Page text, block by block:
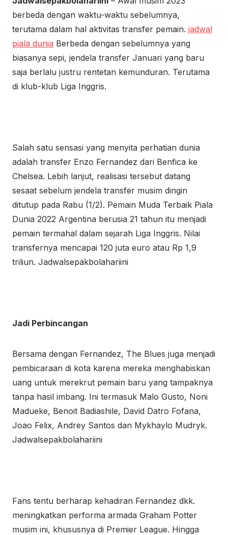
berbeda dengan waktu-waktu sebelumnya,
terutama dalam hal aktivitas transfer pemain. jadwal
piala dunia Berbeda dengan sebelumnya yang
biasanya sepi, jendela transfer Januari yang baru
saja berlalu justru rentetan kemunduran. Terutama
di klub-klub Liga Inggris.
Salah satu sensasi yang menyita perhatian dunia
adalah transfer Enzo Fernandez dari Benfica ke
Chelsea. Lebih lanjut, realisasi tersebut datang
sesaat sebelum jendela transfer musim dingin
ditutup pada Rabu (1/2). Pemain Muda Terbaik Piala
Dunia 2022 Argentina berusia 21 tahun itu menjadi
pemain termahal dalam sejarah Liga Inggris. Nilai
transfernya mencapai 120 juta euro atau Rp 1,9
triliun. Jadwalsepakbolahariini
Jadi Perbincangan
Bersama dengan Fernandez, The Blues juga menjadi
pembicaraan di kota karena mereka menghabiskan
uang untuk merekrut pemain baru yang tampaknya
tanpa hasil imbang. Ini termasuk Malo Gusto, Noni
Madueke, Benoit Badiashile, David Datro Fofana,
Joao Felix, Andrey Santos dan Mykhaylo Mudryk.
Jadwalsepakbolahariini
Fans tentu berharap kehadiran Fernandez dkk.
meningkatkan performa armada Graham Potter
musim ini, khususnya di Premier League. Hingga